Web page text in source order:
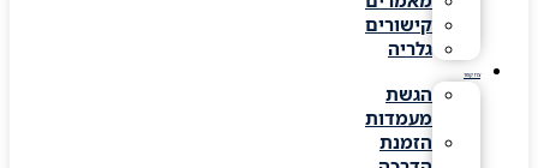
קישורים
גלריה
הגשת
מעמדות
הזמנת